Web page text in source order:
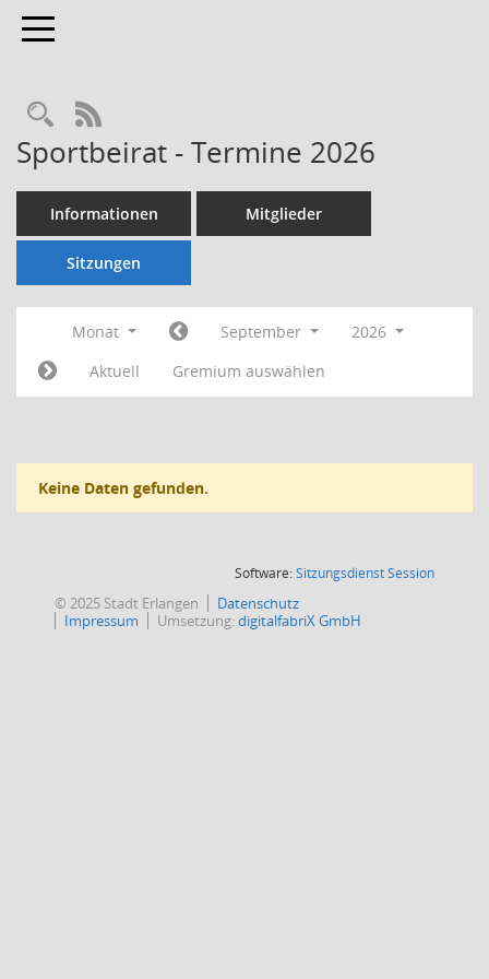
Toggle navigation
Rechercheauswahl
RSS-Feed
Sportbeirat - Termine 2026
Informationen Mitglieder
Sitzungen
Monat September
2026
Aktuell
Gremium auswählen
Keine Daten gefunden.
Software:SitzungsdienstSession(Wird in
© 2025 Stadt Erlangen
Datenschutz
Impressum
Umsetzung:digitalfabriX GmbH